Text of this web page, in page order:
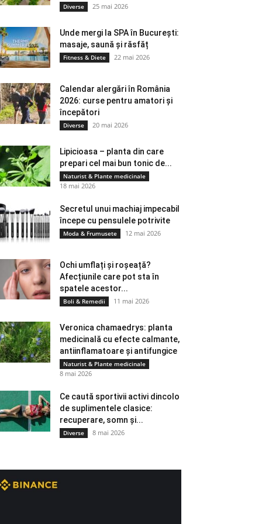
Diverse 25 mai 2026
Unde mergi la SPA în București:
masaje, saună și răsfăț
Fitness & Diete 22 mai 2026
Calendar alergări în România
2026: curse pentru amatori și
începători
Diverse 20 mai 2026
Lipicioasa – planta din care
prepari cel mai bun tonic de...
Naturist & Plante medicinale
18 mai 2026
Secretul unui machiaj impecabil
începe cu pensulele potrivite
Moda & Frumusete 12 mai 2026
Ochi umflați și roșeață?
Afecțiunile care pot sta în
spatele acestor...
Boli & Remedii 11 mai 2026
Veronica chamaedrys: planta
medicinală cu efecte calmante,
antiinflamatoare și antifungice
Naturist & Plante medicinale
8 mai 2026
Ce caută sportivii activi dincolo
de suplimentele clasice:
recuperare, somn și...
Diverse 8 mai 2026